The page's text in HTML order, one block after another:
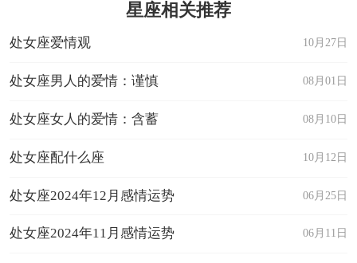
星座相关推荐
10月27日
处女座爱情观
08月01日
处女座男人的爱情：谨慎
08月10日
处女座女人的爱情：含蓄
10月12日
处女座配什么座
06月25日
处女座2024年12月感情运势
06月11日
处女座2024年11月感情运势